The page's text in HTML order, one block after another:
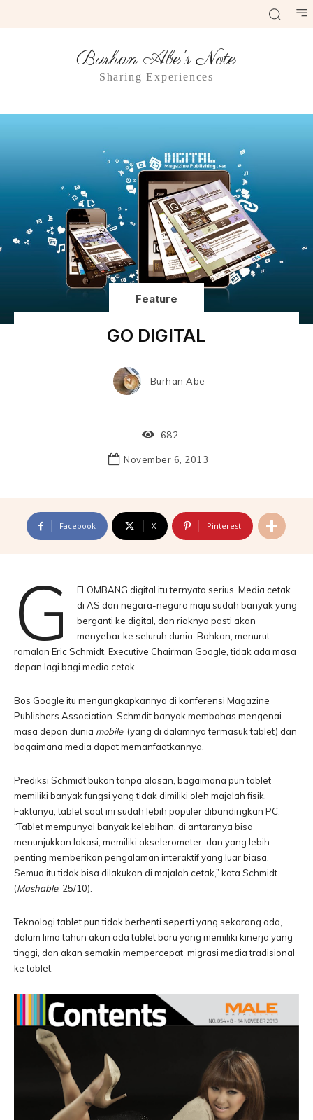
Burhan Abe's Note
Sharing Experiences
Feature
GO DIGITAL
Burhan Abe
682
November 6, 2013
Facebook X Pinterest
G
ELOMBANG digital itu ternyata serius. Media cetak
di AS dan negara-negara maju sudah banyak yang
berganti ke digital, dan riaknya pasti akan
menyebar ke seluruh dunia. Bahkan, menurut
ramalan Eric Schmidt, Executive Chairman Google, tidak ada masa
depan lagi bagi media cetak.
Bos Google itu mengungkapkannya di konferensi Magazine
Publishers Association. Schmdit banyak membahas mengenai
masa depan dunia mobile(yang di dalamnya termasuk tablet) dan
bagaimana media dapat memanfaatkannya.
Prediksi Schmidt bukan tanpa alasan, bagaimana pun tablet
memiliki banyak fungsi yang tidak dimiliki oleh majalah fisik.
Faktanya, tablet saat ini sudah lebih populer dibandingkan PC.
“Tablet mempunyai banyak kelebihan, di antaranya bisa
menunjukkan lokasi, memiliki akselerometer, dan yang lebih
penting memberikan pengalaman interaktif yang luar biasa.
Semua itu tidak bisa dilakukan di majalah cetak,” kata Schmidt
(Mashable, 25/10).
Teknologi tablet pun tidak berhenti seperti yang sekarang ada,
dalam lima tahun akan ada tablet baru yang memiliki kinerja yang
tinggi, dan akan semakin mempercepat migrasi media tradisional
ke tablet.